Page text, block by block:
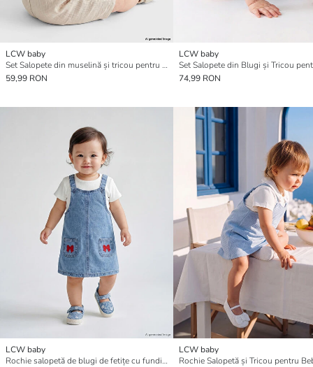
LCW baby
Set Salopete din muselină și tricou pentru bebeluși băieți
59,99 RON
LCW baby
74,99 RON
LCW baby
Rochie salopetă de blugi de fetițe cu fundiță
LCW baby
Rochie Salopetă și Tricou pentru